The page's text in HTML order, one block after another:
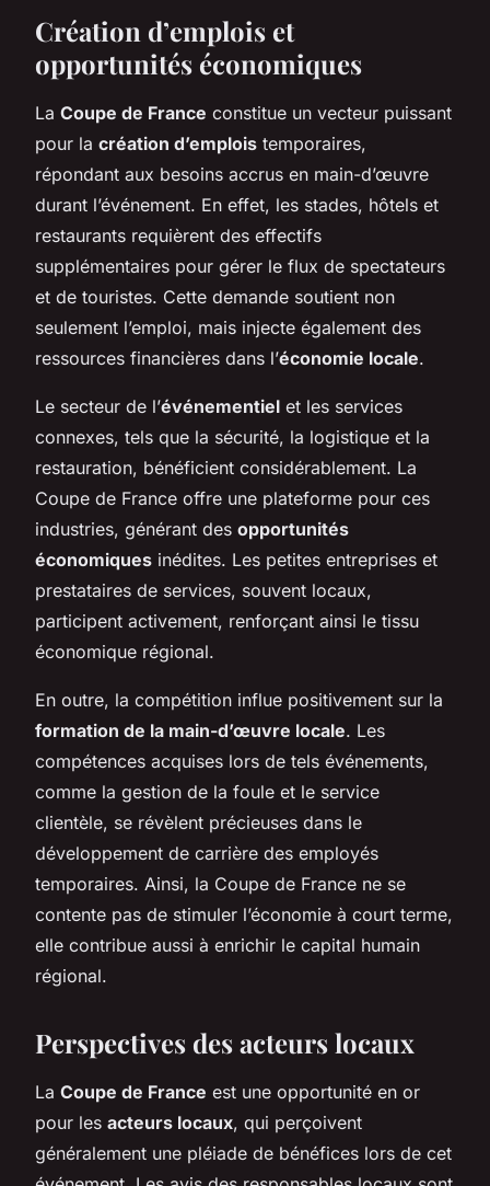
Création d’emplois et
opportunités économiques
La Coupe de France constitue un vecteur puissant
pour la création d’emplois temporaires,
répondant aux besoins accrus en main-d’œuvre
durant l’événement. En effet, les stades, hôtels et
restaurants requièrent des effectifs
supplémentaires pour gérer le flux de spectateurs
et de touristes. Cette demande soutient non
seulement l’emploi, mais injecte également des
ressources financières dans l’économie locale.
Le secteur de l’événementiel et les services
connexes, tels que la sécurité, la logistique et la
restauration, bénéficient considérablement. La
Coupe de France offre une plateforme pour ces
industries, générant des opportunités
économiques inédites. Les petites entreprises et
prestataires de services, souvent locaux,
participent activement, renforçant ainsi le tissu
économique régional.
En outre, la compétition influe positivement sur la
formation de la main-d’œuvre locale. Les
compétences acquises lors de tels événements,
comme la gestion de la foule et le service
clientèle, se révèlent précieuses dans le
développement de carrière des employés
temporaires. Ainsi, la Coupe de France ne se
contente pas de stimuler l’économie à court terme,
elle contribue aussi à enrichir le capital humain
régional.
Perspectives des acteurs locaux
La Coupe de France est une opportunité en or
pour les acteurs locaux, qui perçoivent
généralement une pléiade de bénéfices lors de cet